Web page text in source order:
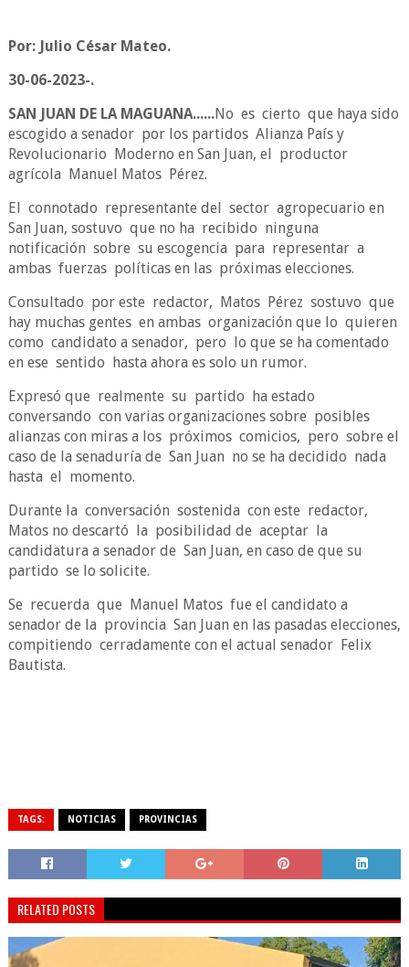
Por: Julio César Mateo.
30-06-2023-.
SAN JUAN DE LA MAGUANA......No es cierto que haya sido
escogido a senador por los partidos Alianza País y
Revolucionario Moderno en San Juan, el productor
agrícola Manuel Matos Pérez.
El connotado representante del sector agropecuario en
San Juan, sostuvo que no ha recibido ninguna
notificación sobre su escogencia para representar a
ambas fuerzas políticas en las próximas elecciones.
Consultado por este redactor, Matos Pérez sostuvo que
hay muchas gentes en ambas organización que lo quieren
como candidato a senador, pero lo que se ha comentado
en ese sentido hasta ahora es solo un rumor.
Expresó que realmente su partido ha estado
conversando con varias organizaciones sobre posibles
alianzas con miras a los próximos comicios, pero sobre el
caso de la senaduría de San Juan no se ha decidido nada
hasta el momento.
Durante la conversación sostenida con este redactor,
Matos no descartó la posibilidad de aceptar la
candidatura a senador de San Juan, en caso de que su
partido se lo solicite.
Se recuerda que Manuel Matos fue el candidato a
senador de la provincia San Juan en las pasadas elecciones,
compitiendo cerradamente con el actual senador Felix
Bautista.
TAGS: NOTICIAS PROVINCIAS
RELATED POSTS